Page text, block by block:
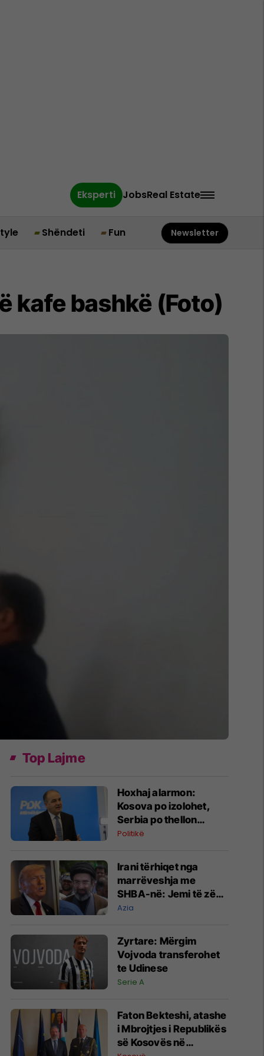
Eksperti JobsReal Estate
Shëndeti Fun Newsletter
kafe bashkë (Foto)
Top Lajme
​Hoxhaj alarmon:
Kosova po izolohet,
Serbia po thellon
partneritetin strategjik
Politikë
Irani tërhiqet nga
marrëveshja me
SHBA-në: Jemi të zënë
duke mbrojtur vendin
Azia
Zyrtare: Mërgim
Vojvoda transferohet
te Udinese
Serie A
Faton Bekteshi, atashe
i Mbrojtjes i Republikës
së Kosovës në